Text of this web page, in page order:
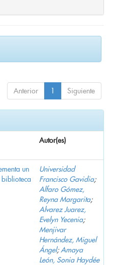
Anterior 1 Siguiente
Autor(es)
un
biblioteca
Universidad
Francisco Gavidia;
Alfaro Gómez,
Reyna Margarita;
Alvarez Juarez,
Evelyn Yecenia;
Menjivar
Hernández, Miguel
Ángel; Amaya
León, Sonia Haydée